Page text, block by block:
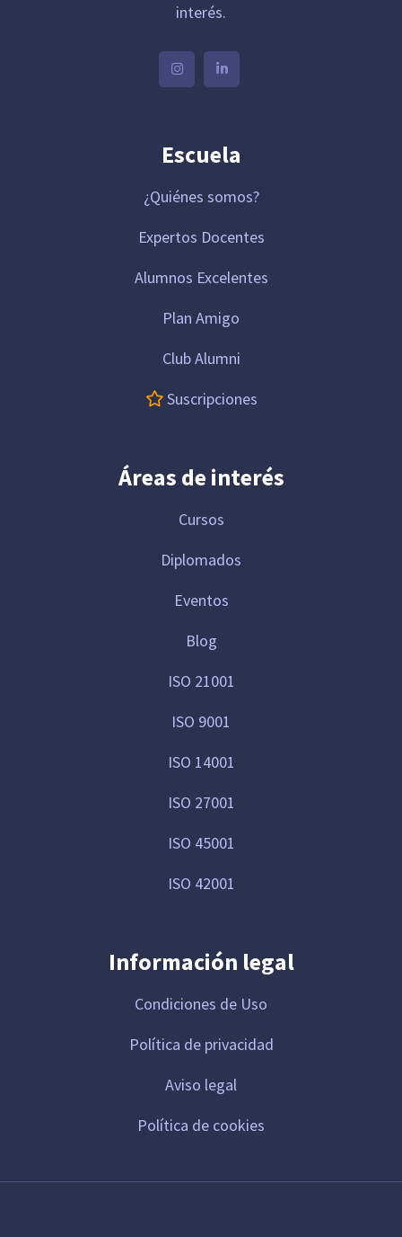
interés.
Escuela
¿Quiénes somos?
Expertos Docentes
Alumnos Excelentes
Plan Amigo
Club Alumni
Suscripciones
Áreas de interés
Cursos
Diplomados
Eventos
Blog
ISO 21001
ISO 9001
ISO 14001
ISO 27001
ISO 45001
ISO 42001
Información legal
Condiciones de Uso
Política de privacidad
Aviso legal
Política de cookies